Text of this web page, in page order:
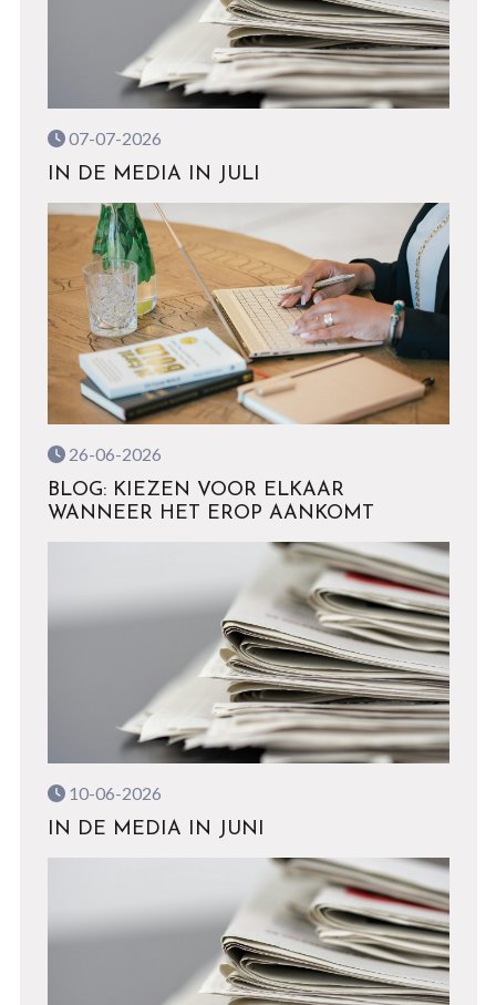
07-07-2026
IN DE MEDIA IN JULI
26-06-2026
BLOG: KIEZEN VOOR ELKAAR
WANNEER HET EROP AANKOMT
10-06-2026
IN DE MEDIA IN JUNI